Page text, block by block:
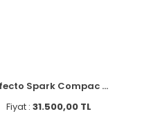
Spark Compac ...
Fiyat : 31.500,00 TL